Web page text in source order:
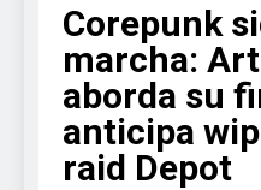
Corepunk
marcha:
aborda su
anticipa
raid Depot